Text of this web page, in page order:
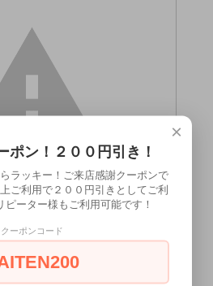
ません。
18歳以上ですか？
×
ポン！２００円引き！
ラッキー！ご来店感謝クーポンで
ご利用で２００円引きとしてご利
ピーター様もご利用可能です！
クーポンコード